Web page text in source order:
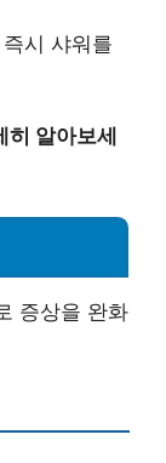
시 샤워를
히 알아보세
증상을 완화